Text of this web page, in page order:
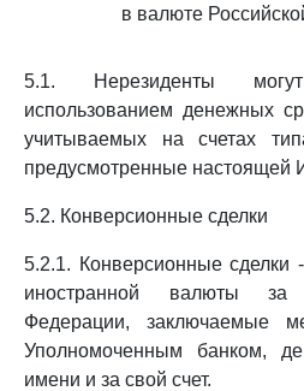
в валюте
5.1. Нерезиденты
использованием денежных
учитываемых на счетах
предусмотренные настоящей
5.2. Конверсионные сделки
5.2.1. Конверсионные сделки
иностранной валюты за
Федерации, заключаемые
Уполномоченным банком,
имени и за свой счет.